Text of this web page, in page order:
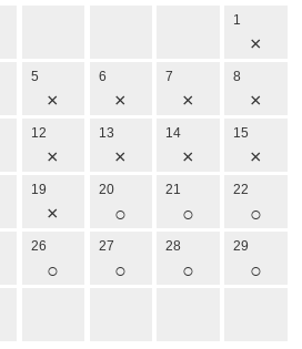
1
×
5
×
6
×
7
×
8
×
12
×
13
×
14
×
15
×
19
×
20
○
21
○
22
○
26
○
27
○
28
○
29
○